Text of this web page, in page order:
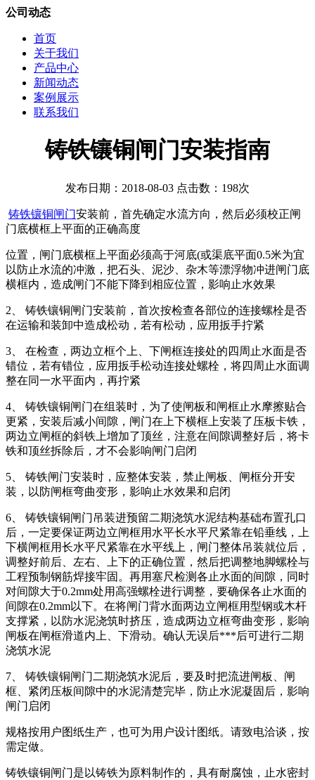
公司动态
首页
关于我们
产品中心
新闻动态
案例展示
联系我们
铸铁镶铜闸门安装指南
发布日期：2018-08-03 点击数：198次
铸铁镶铜闸门安装前，首先确定水流方向，然后必须校正闸
门底横框上平面的正确高度
位置，闸门底横框上平面必须高于河底(或渠底平面0.5米为宜
以防止水流的冲激，把石头、泥沙、杂木等漂浮物冲进闸门底
横框内，造成闸门不能下降到相应位置，影响止水效果
2、 铸铁镶铜闸门安装前，首次按检查各部位的连接螺栓是否
在运输和装卸中造成松动，若有松动，应用扳手拧紧
3、 在检查，两边立框个上、下闸框连接处的四周止水面是否
错位，若有错位，应用扳手松动连接处螺栓，将四周止水面调
整在同一水平面内，再拧紧
4、 铸铁镶铜闸门在组装时，为了使闸板和闸框止水摩擦贴合
更紧，安装后减小间隙，闸门在上下横框上安装了压板卡铁，
两边立闸框的斜铁上增加了顶丝，注意在间隙调整好后，将卡
铁和顶丝拆除后，才不会影响闸门启闭
5、 铸铁闸门安装时，应整体安装，禁止闸板、闸框分开安
装，以防闸框弯曲变形，影响止水效果和启闭
6、 铸铁镶铜闸门吊装进预留二期浇筑水泥结构基础布置孔口
后，一定要保证两边立闸框用水平长水平尺紧靠在铅垂线，上
下横闸框用长水平尺紧靠在水平线上，闸门整体吊装就位后，
调整好前后、左右、上下的正确位置，然后把调整地脚螺栓与
工程预制钢筋焊接牢固。再用塞尺检测各止水面的间隙，同时
对间隙大于0.2mm处用高强螺栓进行调整，要确保各止水面的
间隙在0.2mm以下。在将闸门背水面两边立闸框用型钢或木杆
支撑紧，以防水泥浇筑时挤压，造成两边立框弯曲变形，影响
闸板在闸框滑道内上、下滑动。确认无误后***后可进行二期
浇筑水泥
7、 铸铁镶铜闸门二期浇筑水泥后，要及时把流进闸板、闸
框、紧闭压板间隙中的水泥清楚完毕，防止水泥凝固后，影响
闸门启闭
规格按用户图纸生产，也可为用户设计图纸。请致电洽谈，按
需定做。
铸铁镶铜闸门是以铸铁为原料制作的，具有耐腐蚀，止水密封